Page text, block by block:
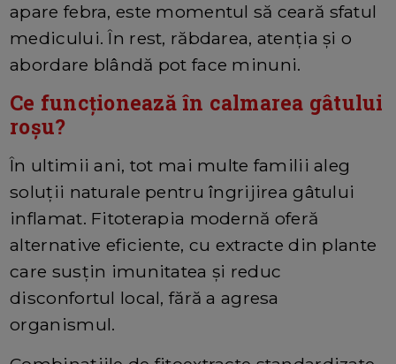
apare febra, este momentul să ceară sfatul
medicului. În rest, răbdarea, atenția și o
abordare blândă pot face minuni.
Ce funcționează în calmarea gâtului
roșu?
În ultimii ani, tot mai multe familii aleg
soluții naturale pentru îngrijirea gâtului
inflamat. Fitoterapia modernă oferă
alternative eficiente, cu extracte din plante
care susțin imunitatea și reduc
disconfortul local, fără a agresa
organismul.